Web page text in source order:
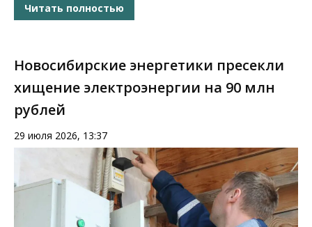
Читать полностью
Новосибирские энергетики пресекли
хищение электроэнергии на 90 млн
рублей
29 июля 2026, 13:37